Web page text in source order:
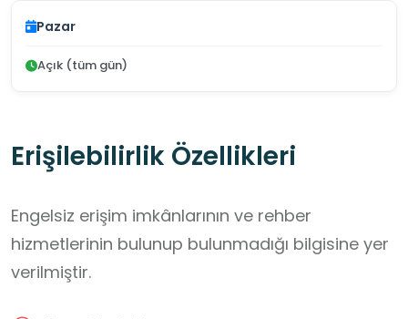
Pazar
Açık (tüm gün)
Erişilebilirlik Özellikleri
Engelsiz erişim imkânlarının ve rehber
hizmetlerinin bulunup bulunmadığı bilgisine yer
verilmiştir.